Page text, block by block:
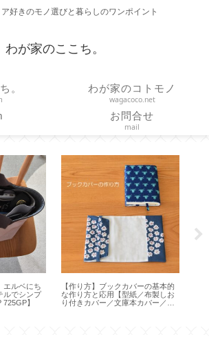
好きのモノ選びと暮らしのワンポイント
わが家のここち。
。 わが家のコトモノ
wagacoco.net
お問合せ
mail
リコンアイス
ヒー＆カフェ
ト製氷皿】
【 VAKUEN 】使いやすいサイズは
どれ？容器と水切りトレイのサイ
ズ選びと収納【保存容器】